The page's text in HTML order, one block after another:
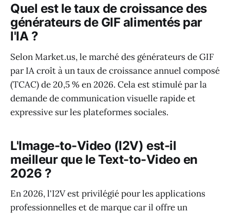
Quel est le taux de croissance des
générateurs de GIF alimentés par
l'IA ?
Selon Market.us, le marché des générateurs de GIF
par IA croît à un taux de croissance annuel composé
(TCAC) de 20,5 % en 2026. Cela est stimulé par la
demande de communication visuelle rapide et
expressive sur les plateformes sociales.
L'Image-to-Video (I2V) est-il
meilleur que le Text-to-Video en
2026 ?
En 2026, l'I2V est privilégié pour les applications
professionnelles et de marque car il offre un